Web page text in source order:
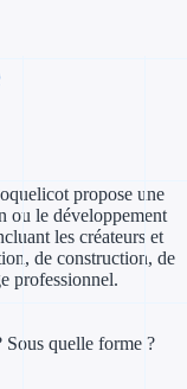
Subventions
Concours
propose une
ou le développement
les créateurs et
de construction, de
professionnel.
Sous quelle forme ?